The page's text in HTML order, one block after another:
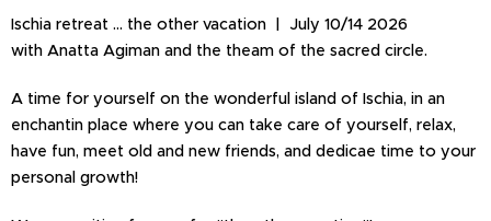
Ischia retreat ... the other vacation | July 10/14 2026
with Anatta Agiman and the theam of the sacred circle.
A time for yourself on the wonderful island of Ischia, in an
enchantin place where you can take care of yourself, relax,
have fun, meet old and new friends, and dedicae time to your
personal growth!